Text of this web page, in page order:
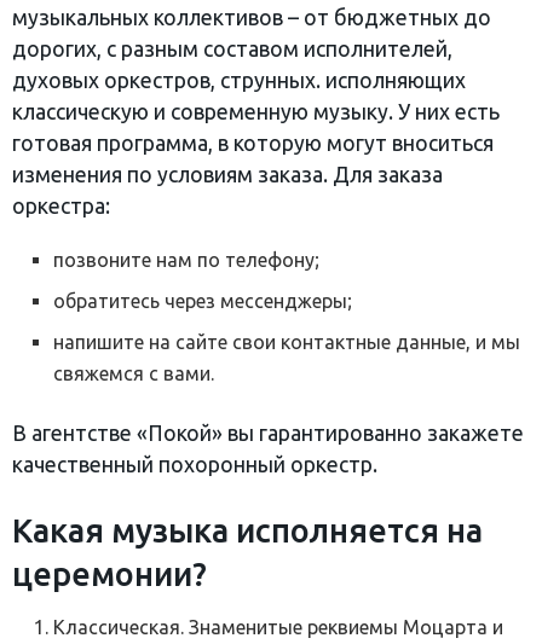
музыкальных коллективов – от бюджетных до
дорогих, с разным составом исполнителей,
духовых оркестров, струнных. исполняющих
классическую и современную музыку. У них есть
готовая программа, в которую могут вноситься
изменения по условиям заказа. Для заказа
оркестра:
позвоните нам по телефону;
обратитесь через мессенджеры;
напишите на сайте свои контактные данные, и мы
свяжемся с вами.
В агентстве «Покой» вы гарантированно закажете
качественный похоронный оркестр.
Какая музыка исполняется на
церемонии?
Классическая. Знаменитые реквиемы Моцарта и